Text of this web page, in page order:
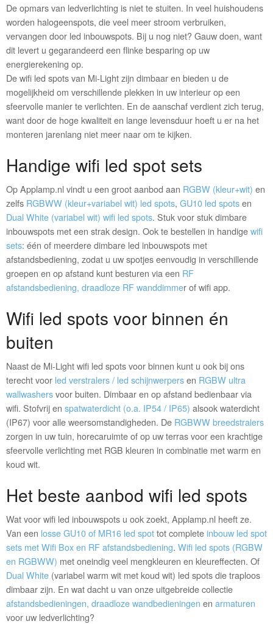
De opmars van ledverlichting is niet te stuiten. In veel huishoudens
worden halogeenspots, die veel meer stroom verbruiken,
vervangen door led inbouwspots. Bij u nog niet? Gauw doen, want
dit levert u gegarandeerd een flinke besparing op uw
energierekening op.
De wifi led spots van Mi-Light zijn dimbaar en bieden u de
mogelijkheid om verschillende plekken in uw interieur op een
sfeervolle manier te verlichten. En de aanschaf verdient zich terug,
want door de hoge kwaliteit en lange levensduur hoeft u er na het
monteren jarenlang niet meer naar om te kijken.
Handige wifi led spot sets
Op Applamp.nl vindt u een groot aanbod aan RGBW (kleur+wit) en
zelfs RGBWW (kleur+variabel wit) led spots, GU10 led spotsen
Dual White (variabel wit) wifi led spots. Stuk voor stuk dimbare
inbouwspots met een strak design. Ook te bestellen in handigewifi
sets: één of meerdere dimbare led inbouwspots met
afstandsbediening, zodat u uw spotjes eenvoudig in verschillende
groepen en op afstand kunt besturen via een RF
afstandsbediening, draadloze RF wanddimmer of wifi app.
Wifi led spots voor binnen én
buiten
Naast de Mi-Light wifi led spots voor binnen kunt u ook bij ons
terecht voor led verstralers / led schijnwerpersen RGBW ultra
wallwashersvoor buiten. Dimbaar en op afstand bedienbaar via
wifi. Stofvrij en spatwaterdicht (o.a. IP54 / IP65) alsook waterdicht
(IP67) voor alle weersomstandigheden. De RGBWW breedstralers
zorgen in uw tuin, horecaruimte of op uw terras voor een krachtige
sfeervolle verlichting met RGB kleuren in combinatie met warm en
koud wit.
Het beste aanbod wifi led spots
Wat voor wifi led inbouwspots u ook zoekt, Applamp.nl heeft ze.
Van een losse GU10 of MR16 led spottot complete inbouw led spot
sets met Wifi Box en RF afstandsbediening. Wifi led spots (RGBW
en RGBWW) met oneindig veel mengkleuren en kleureffecten. Of
Dual White (variabel warm wit met koud wit) led spots die traploos
dimbaar zijn. En wat dacht u van onze uitgebreide collectie
afstandsbedieningen, draadloze wandbedieningen en armaturen
voor uw ledverlichting?